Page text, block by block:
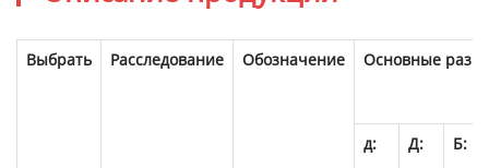
Выбрать Расследование Обозначение Основные
д: Д: Б: